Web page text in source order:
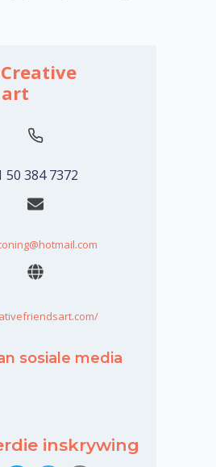
art
50 384 7372
sosiale media
inskrywing